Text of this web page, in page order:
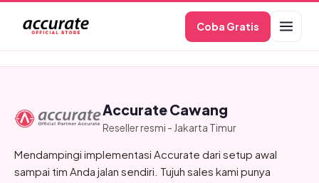
content
Coba Gratis
Accurate Cawang
Reseller resmi - Jakarta Timur
Mendampingi implementasi Accurate dari setup awal
sampai tim Anda jalan sendiri. Tujuh sales kami punya